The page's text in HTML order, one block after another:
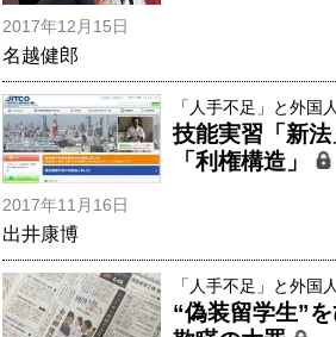
2017年12月15日
名越健郎
「人手不足」と外国
技能実習「新
「利権構造」
2017年11月16日
出井康博
「人手不足」と外国
“偽装留学生”を